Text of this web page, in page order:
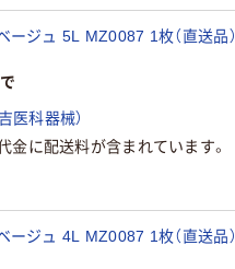
ジュ 5L MZ0087 1枚（直送品）
医科器械）
金に配送料が含まれています。
ジュ 4L MZ0087 1枚（直送品）